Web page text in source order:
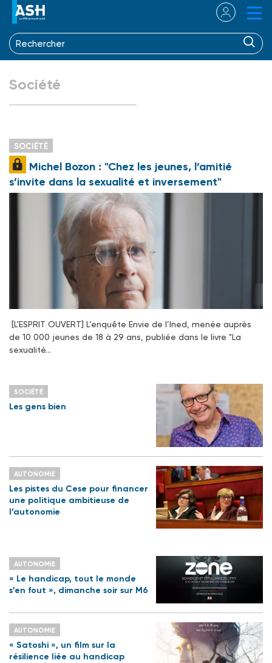
Société
SOCIÉTÉ
Michel Bozon : "Chez les jeunes, l’amitié
s’invite dans la sexualité et inversement"
[L'ESPRIT OUVERT] L’enquête Envie de l’Ined, menée auprès
de 10 000 jeunes de 18 à 29 ans, publiée dans le livre "La
sexualité…
SOCIÉTÉ
Les gens bien
AUTONOMIE
Les pistes du Cese pour financer
une politique ambitieuse de
l’autonomie
AUTONOMIE
« Le handicap, tout le monde
s’en fout », dimanche soir sur M6
AUTONOMIE
« Satoshi », un film sur la
résilience liée au handicap